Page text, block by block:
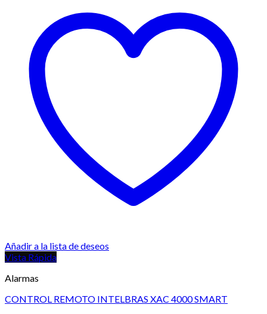
Añadir a la lista de deseos
Vista Rápida
Alarmas
CONTROL REMOTO INTELBRAS XAC 4000 SMART